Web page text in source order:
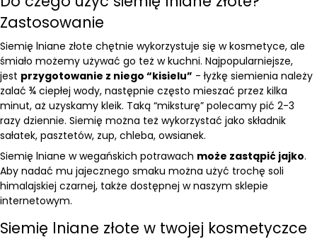
Zastosowanie
Siemię lniane złote chętnie wykorzystuje się w kosmetyce, ale
śmiało możemy używać go też w kuchni. Najpopularniejsze,
jest przygotowanie z niego “kisielu” - łyżkę siemienia należy
zalać ¾ ciepłej wody, następnie często mieszać przez kilka
minut, aż uzyskamy kleik. Taką “miksturę” polecamy pić 2-3
razy dziennie. Siemię można też wykorzystać jako składnik
sałatek, pasztetów, zup, chleba, owsianek.
Siemię lniane w wegańskich potrawach może zastąpić jajko.
Aby nadać mu jajecznego smaku można użyć trochę soli
himalajskiej czarnej, także dostępnej w naszym sklepie
internetowym.
Siemię lniane złote w twojej kosmetyczce